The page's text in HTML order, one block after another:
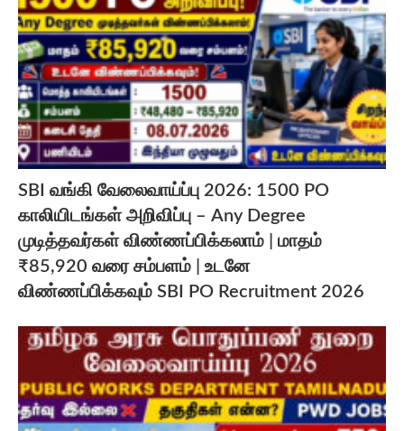
SBI வங்கி வேலைவாய்ப்பு 2026: 1500 PO
காலியிடங்கள் அறிவிப்பு – Any Degree
முடித்தவர்கள் விண்ணப்பிக்கலாம் | மாதம்
₹85,920 வரை சம்பளம் | உடனே
விண்ணப்பிக்கவும் SBI PO Recruitment 2026